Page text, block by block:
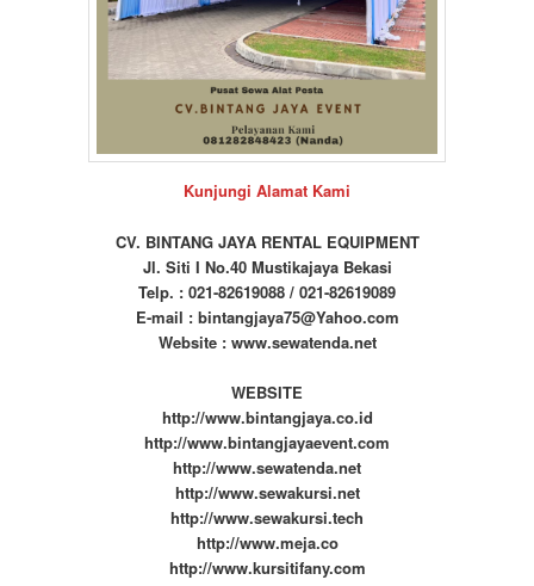
Kunjungi Alamat Kami
CV. BINTANG JAYA RENTAL EQUIPMENT
Jl. Siti I No.40 Mustikajaya Bekasi
Telp. : 021-82619088 / 021-82619089
E-mail : bintangjaya75@Yahoo.com
Website : www.sewatenda.net
WEBSITE
http://www.bintangjaya.co.id
http://www.bintangjayaevent.com
http://www.sewatenda.net
http://www.sewakursi.net
http://www.sewakursi.tech
http://www.meja.co
http://www.kursitifany.com